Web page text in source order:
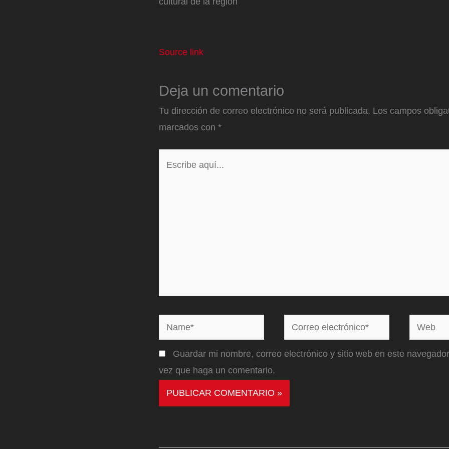
Source link
Deja un comentario
Tu dirección de correo electrónico no será publicada. Los campos
marcados con *
Name*
Correo
electrónico*
Web
Guardar mi nombre, correo electrónico y sitio web en este
vez que haga un comentario.